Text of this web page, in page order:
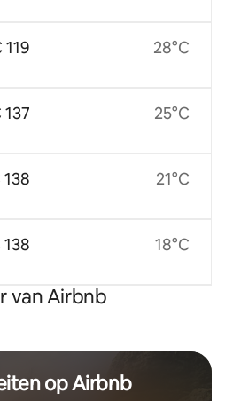
119
137
138
138
28°C
25°C
21°C
18°C
van Airbnb
op Airbnb